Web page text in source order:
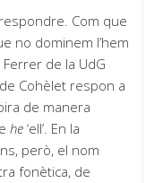
Com que
no dominem l’hem
de la UdG
Cohèlet respon a
de manera
he ‘ell’. En la
però, el nom
fonètica, de